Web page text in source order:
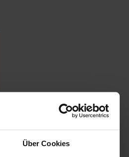
Über Cookies